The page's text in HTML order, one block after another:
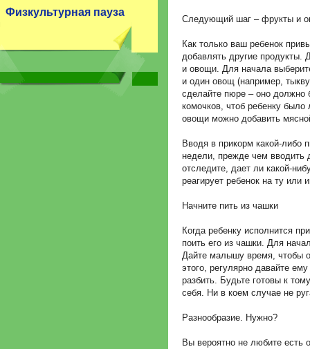
Физкультурная пауза
Следующий шаг – фрукты и
Как только ваш ребенок
добавлять другие продукты.
и овощи. Для начала
и один овощ (например,
сделайте пюре – оно должно
комочков, чтоб ребенку
овощи можно добавить
Вводя в прикорм какой-либо
недели, прежде чем вводить
отследите, дает ли какой-
реагирует ребенок на ту или
Начните пить из чашки
Когда ребенку исполнится
поить его из чашки. Для
Дайте малышу время, чтобы
этого, регулярно давайте
разбить. Будьте готовы к
себя. Ни в коем случае не
Разнообразие. Нужно?
Вы вероятно не любите